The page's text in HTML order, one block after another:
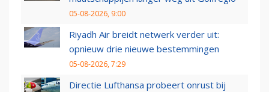
05-08-2026, 9:00
Riyadh Air breidt netwerk verder uit:
opnieuw drie nieuwe bestemmingen
05-08-2026, 7:29
Directie Lufthansa probeert onrust bij